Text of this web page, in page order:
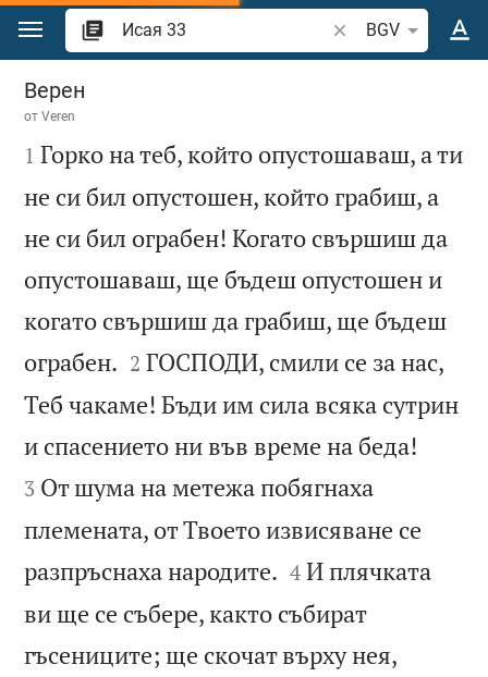
Преминете към съдържанието
Търсете стих или
BGV
Исая 33
Верен
отVeren

1 Горко на теб, който опустошаваш, а ти
не си бил опустошен, който грабиш, а
не си бил ограбен! Когато свършиш да
опустошаваш, ще бъдеш опустошен и
когато свършиш да грабиш, ще бъдеш
ограбен. 

2 ГОСПОДИ, смили се за нас,
Теб чакаме! Бъди им сила всяка сутрин
и спасението ни във време на беда!
3 От шума на метежа побягнаха
племената, от Твоето извисяване се
разпръснаха народите. 

4 И плячката
ви ще се събере, както събират
гъсениците; ще скочат върху нея,